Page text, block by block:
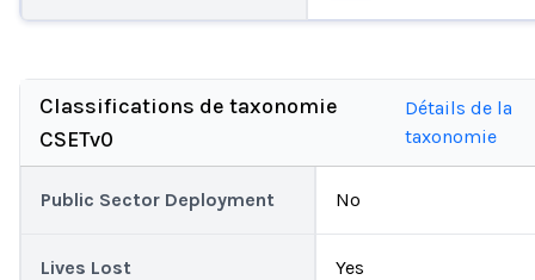
Classifications de taxonomie
CSETv0
Détails de la
taxonomie
Public Sector Deployment No
Lives Lost Yes